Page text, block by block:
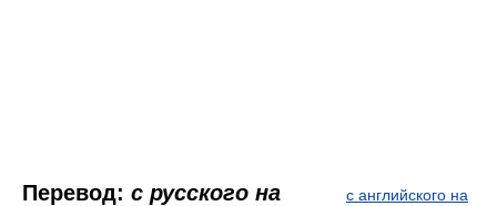
Перевод: с русского на
с английского на